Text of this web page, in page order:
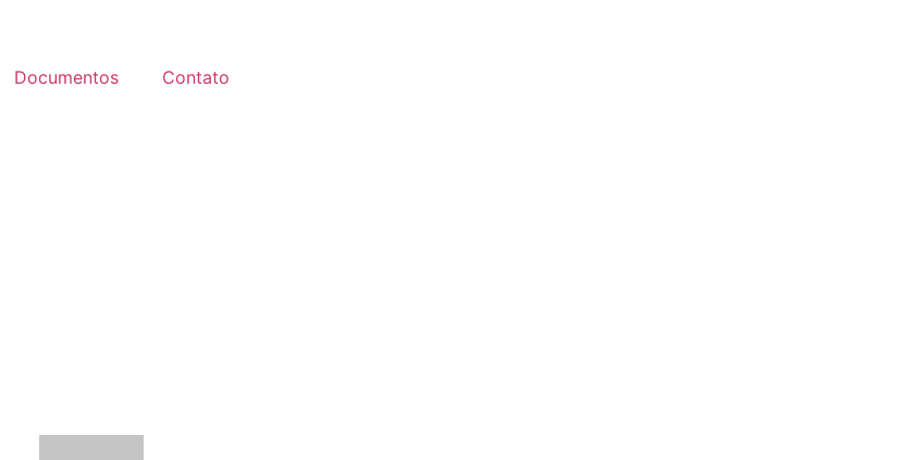
Documentos Contato